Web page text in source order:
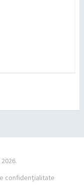
confidențialitate